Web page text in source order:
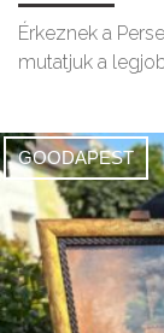
Érkeznek a
mutatjuk a
GOODAPEST